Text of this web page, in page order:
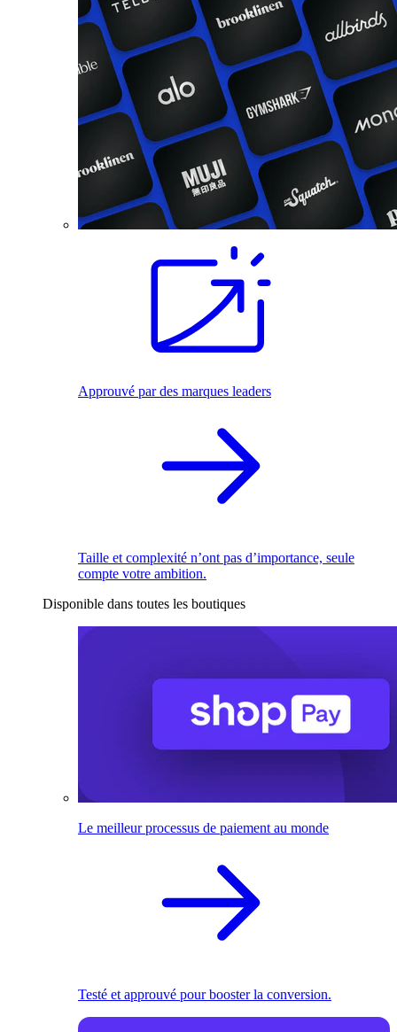
Approuvé par des marques leaders
Taille et complexité n’ont pas d’importance, seule
compte votre ambition.
Disponible dans toutes les boutiques
Le meilleur processus de paiement au monde
Testé et approuvé pour booster la conversion.